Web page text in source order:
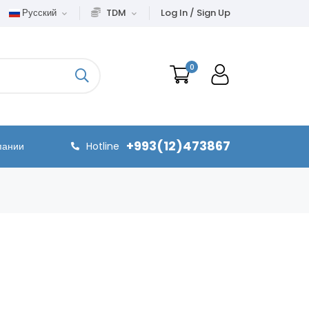
Русский TDM Log In / Sign Up
0
Hotline +993(12)473867